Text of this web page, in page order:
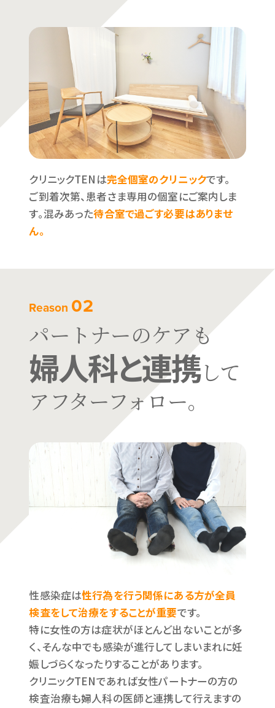
クリニックTENは完全個室のクリニックです。
ご到着次第、患者さま専用の個室にご案内しま
す。混みあった待合室で過ごす必要はありませ
ん。
Reason 02
パートナーのケアも
婦人科と連携して
アフターフォロー。
性感染症は性行為を行う関係にある方が全員
検査をして治療をすることが重要です。
特に女性の方は症状がほとんど出ないことが多
く、そんな中でも感染が進行してしまいまれに妊
娠しづらくなったりすることがあります。
クリニックTENであれば女性パートナーの方の
検査治療も婦人科の医師と連携して行えますの